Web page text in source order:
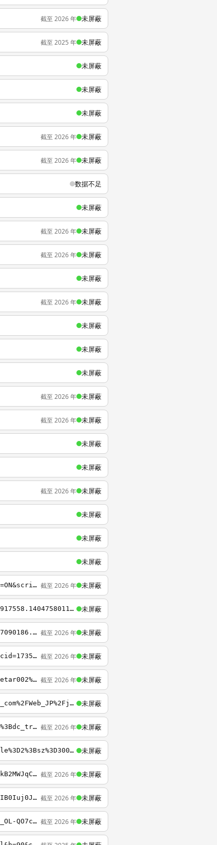
截至 2026 年 未屏蔽
截至 2025 年 未屏蔽
未屏蔽
未屏蔽
未屏蔽
截至 2026 年 未屏蔽
截至 2026 年 未屏蔽
数据不足
未屏蔽
截至 2026 年 未屏蔽
截至 2026 年 未屏蔽
未屏蔽
截至 2026 年 未屏蔽
未屏蔽
未屏蔽
未屏蔽
截至 2026 年 未屏蔽
截至 2026 年 未屏蔽
未屏蔽
未屏蔽
截至 2026 年 未屏蔽
未屏蔽
未屏蔽
未屏蔽
http://googleads.g.doubleclick.net/pagead/viewthroughconversion/995125466/?value=0&guid=ON&script=0 截至 2026 年 未屏蔽
http://stats.g.doubleclick.net/collect?t=dc&aip=1&v=1&_v=j19&tid=UA-41505236-1&cid=1581917558.1404758011&jid=90920384&z=580094975 未屏蔽
https://stats.g.doubleclick.net/r/collect?v=1&aip=1&t=dc&_r=3&tid=UA-55765301-1&cid=1947090186.1465435868&jid=524568967&_v=j44&z=2136552614 截至 2026 年 未屏蔽
https://stats.g.doubleclick.net/r/collect?t=dc&aip=1&_r=3&v=1&_v=j47&tid=UA-15123064-6&cid=173537863.1483119620&jid=2029046391&_u=SGCAgEAL%7E&z=1968040444 截至 2026 年 未屏蔽
https://5471900.fls.doubleclick.net/activityi%3Bsrc%3D5471900%3Btype%3Dretar0%3Bcat%3Dretar002%3Bdc_lat%3D%3Bdc_rdid%3D%3Btag_for_child_directed_treatment%3D%3Bord%3D4585776048996.508 截至 2026 年 未屏蔽
https://ad.doubleclick.net/ddm/clk/310077845%3B134792513%3Bf?http%3A%2F%2Fwww_swarovski_com%2FWeb_JP%2Fja%2F10%2Fcategory%2F%E3%82%A2%E3%82%A6%E3%83%88%E3%83%AC%E3%83%83%E3%83%88_html= 未屏蔽
https://ad.doubleclick.net/ddm/trackclk/N1048473.290927AFFIPERF.COM/B29127665.366536033%3Bdc_trk_aid%3D557509922%3Bdc_trk_cid%3D191468887%3Bdc_lat%3D%3Bdc_rdid%3D%3Btag_for_child_directed_treatment%3D%3Btfua%3D%3Bltd%3D%3Bdc_tdv%3D1 截至 2026 年 未屏蔽
http://ad-apac.doubleclick.net/adi/linkedin.dart/home%3Boptout%3Dfalse%3Blang%3Den%3Btile%3D2%3Bsz%3D300x250%3Bv%3D6%3Bu%3D1zi5pykRBhhA9GoT1vcAV9%3Bmod%3D750%3Btitle%3Dm%3Bfunc%3Deng%3Bcoid%3D1337%3Bind%3D6%3Bcsize%3Dg%3Bocc%3D426%3Bpocc%3D12%3Bzip%3D9430 未屏蔽
http://googleads.g.doubleclick.net/aclk?sa=L&ai=CsHCGTOngU-_jCdKt8AWDx4CIAtzxw54F1L7c-MkB2MWJqC8QASDQj-oiUNequPr5_____wFg2QLIAQSpAjOPq76DUYE-qAMBqgRpT9CHdzIThJmnmLsGfFCJb8DYQ7ra7OzHYMlnJSpnd8GieRQpNxB0cwZ2OicwZxmYEQvkkG76Occ3LaXY6qKDcCA6yD-CyYFqV6D1FyGsQm 截至 2026 年 未屏蔽
http://googleads.g.doubleclick.net/aclk?sa=l&ai=C3D2woFj3U8etIMHN9AWqqoGwAZjtk_0FmIPw9tIB0Iuj0JUGEAEg_LKlJlCA2LXK-v____8BYJ8BoAGYlIjNA8gBAqkCpFYwC0PrYT6oAwHIA8EEqgR5T9DY3_FrPrA3nwDCJmTCD_26oj887xBs_cldy1AKL7f1_5UxisaDl3fvlX1_5W2zdebKA3pYiB50Avkeg_itxRrS2n 截至 2026 年 未屏蔽
https://bid.g.doubleclick.net/xbbe/creative/ad?d=APEucNXYvZTKbQgxOumBsBgHg8Hxbe3oMnTi0M_OL-QO7ce_PZ5Zfz5OpHRcZ_a_FStVeCnIxydYWoFjXTcoDxsqkJzzb2Brb3o2v4U4Kf4uiWC8dCEY_nvil7jDl781H1IKlBVP_ZTg19kCq1USBeR9YP_qp1zMv8htGiXsqP7943fd4eW2KYOuuFm_HXfLt0nSS75lwRCIk0 截至 2026 年 未屏蔽